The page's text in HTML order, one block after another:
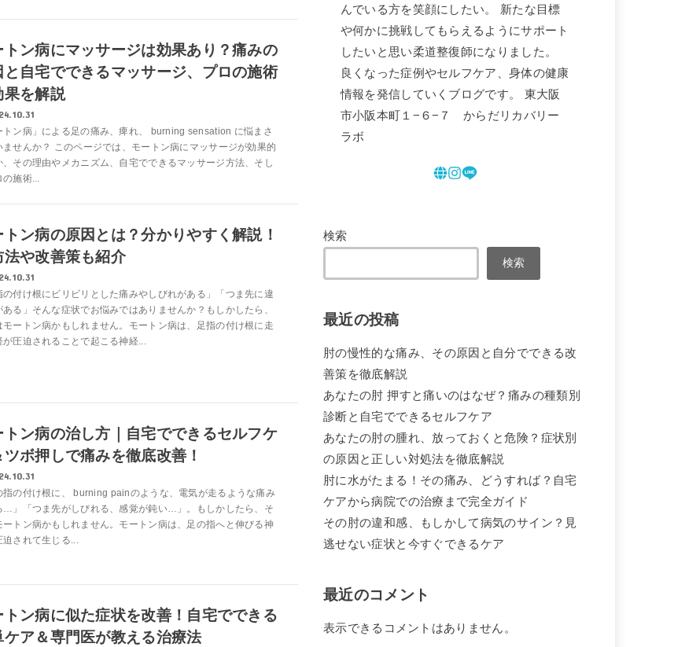
トン病にマッサージは効果あり？痛みの
と自宅でできるマッサージ、プロの施術
果を解説
トン病」による足の痛み、痺れ、 burning sensation に悩まさ
ませんか？ このページでは、モートン病にマッサージが効果的
、その理由やメカニズム、自宅でできるマッサージ方法、そし
施術...
トン病の原因とは？分かりやすく解説！
法や改善策も紹介
の付け根にビリビリとした痛みやしびれがある」「つま先に違
ある」そんな症状でお悩みではありませんか？もしかしたら、
モートン病かもしれません。モートン病は、足指の付け根に走
が圧迫されることで起こる神経...
トン病の治し方｜自宅でできるセルフケ
ツボ押しで痛みを徹底改善！
指の付け根に、 burning painのような、電気が走るような痛み
…」「つま先がしびれる、感覚が鈍い…」。もしかしたら、そ
ートン病かもしれません。モートン病は、足の指へと伸びる神
されて生じる...
トン病に似た症状を改善！自宅でできる
ケア＆専門医が教える治療法
んでいる方を笑顔にしたい。 新たな目標
や何かに挑戦してもらえるようにサポート
したいと思い柔道整復師になりました。
良くなった症例やセルフケア、身体の健康
情報を発信していくブログです。 東大阪
市小阪本町１−６−７ からだリカバリー
ラボ
検索
検索
最近の投稿
肘の慢性的な痛み、その原因と自分でできる改
善策を徹底解説
あなたの肘 押すと痛いのはなぜ？痛みの種類別
診断と自宅でできるセルフケア
あなたの肘の腫れ、放っておくと危険？症状別
の原因と正しい対処法を徹底解説
肘に水がたまる！その痛み、どうすれば？自宅
ケアから病院での治療まで完全ガイド
その肘の違和感、もしかして病気のサイン？見
逃せない症状と今すぐできるケア
最近のコメント
表示できるコメントはありません。